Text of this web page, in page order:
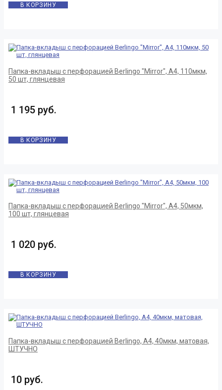
В КОРЗИНУ
Папка-вкладыш с перфорацией Berlingo "Mirror", А4, 110мкм,
50 шт, глянцевая
1 195 руб.
В КОРЗИНУ
Папка-вкладыш с перфорацией Berlingo "Mirror", А4, 50мкм,
100 шт, глянцевая
1 020 руб.
В КОРЗИНУ
Папка-вкладыш с перфорацией Berlingo, А4, 40мкм, матовая,
ШТУЧНО
10 руб.